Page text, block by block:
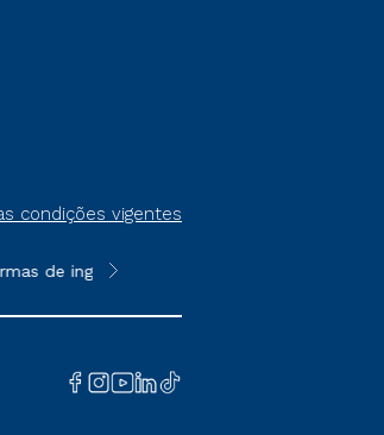
condições vigentes
ingresso, exceto na prova on-line
**Semipresencial é um formato do